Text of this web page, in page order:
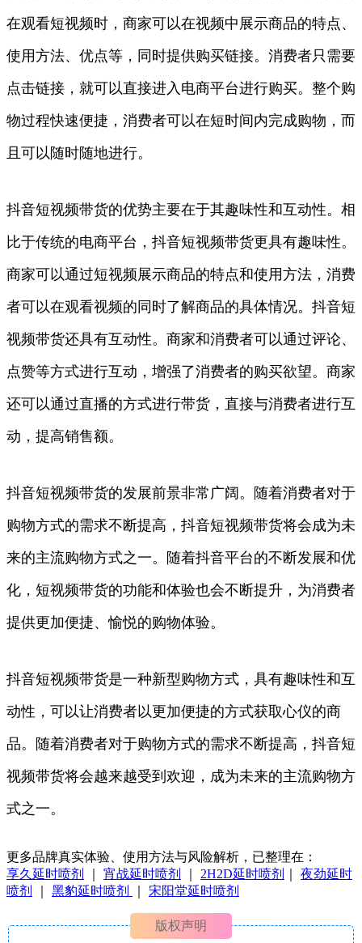
在观看短视频时，商家可以在视频中展示商品的特点、
使用方法、优点等，同时提供购买链接。消费者只需要
点击链接，就可以直接进入电商平台进行购买。整个购
物过程快速便捷，消费者可以在短时间内完成购物，而
且可以随时随地进行。
抖音短视频带货的优势主要在于其趣味性和互动性。相
比于传统的电商平台，抖音短视频带货更具有趣味性。
商家可以通过短视频展示商品的特点和使用方法，消费
者可以在观看视频的同时了解商品的具体情况。抖音短
视频带货还具有互动性。商家和消费者可以通过评论、
点赞等方式进行互动，增强了消费者的购买欲望。商家
还可以通过直播的方式进行带货，直接与消费者进行互
动，提高销售额。
抖音短视频带货的发展前景非常广阔。随着消费者对于
购物方式的需求不断提高，抖音短视频带货将会成为未
来的主流购物方式之一。随着抖音平台的不断发展和优
化，短视频带货的功能和体验也会不断提升，为消费者
提供更加便捷、愉悦的购物体验。
抖音短视频带货是一种新型购物方式，具有趣味性和互
动性，可以让消费者以更加便捷的方式获取心仪的商
品。随着消费者对于购物方式的需求不断提高，抖音短
视频带货将会越来越受到欢迎，成为未来的主流购物方
式之一。
更多品牌真实体验、使用方法与风险解析，已整理在：
享久延时喷剂
宵战延时喷剂 2H2D延时喷剂
夜劲延时
喷剂
黑豹延时喷剂 宋阳堂延时喷剂
版权声明